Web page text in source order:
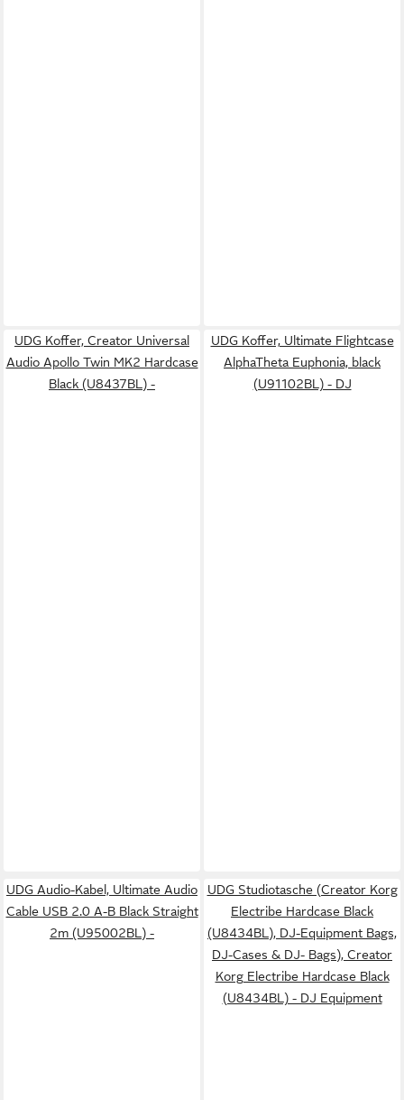
UDG Koffer, Creator Universal
Audio Apollo Twin MK2 Hardcase
Black (U8437BL) -
UDG Koffer, Ultimate Flightcase
AlphaTheta Euphonia, black
(U91102BL) - DJ
UDG Audio-Kabel, Ultimate Audio
Cable USB 2.0 A-B Black Straight
2m (U95002BL) -
UDG Studiotasche (Creator Korg
Electribe Hardcase Black
(U8434BL), DJ-Equipment Bags,
DJ-Cases & DJ- Bags), Creator
Korg Electribe Hardcase Black
(U8434BL) - DJ Equipment